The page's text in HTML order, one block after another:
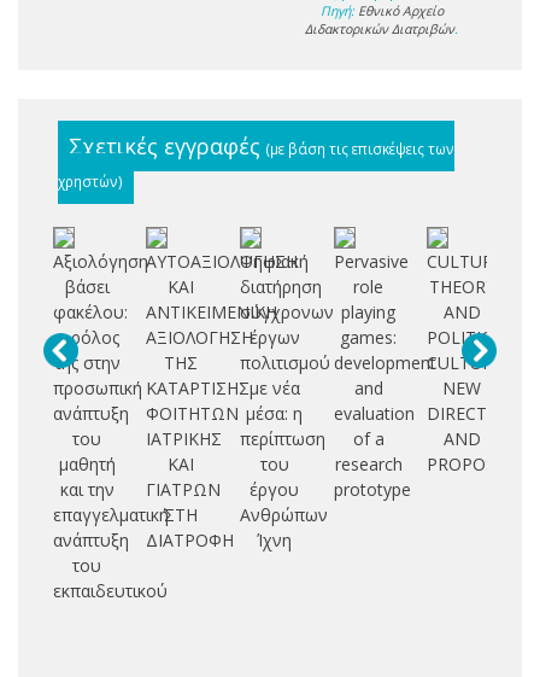
Πηγή: Εθνικό Αρχείο
Διδακτορικών Διατριβών.
Σχετικές εγγραφές (με βάση τις επισκέψεις των
χρηστών)
Αξιολόγηση
βάσει
φακέλου:
ο ρόλος
της στην
προσωπική
ανάπτυξη
του
μαθητή
και την
επαγγελματική
ανάπτυξη
του
εκπαιδευτικού
ΑΥΤΟΑΞΙΟΛΟΓΗΣΗ
ΚΑΙ
ΑΝΤΙΚΕΙΜΕΝΙΚΗ
ΑΞΙΟΛΟΓΗΣΗ
ΤΗΣ
ΚΑΤΑΡΤΙΣΗΣ
ΦΟΙΤΗΤΩΝ
ΙΑΤΡΙΚΗΣ
ΚΑΙ
ΓΙΑΤΡΩΝ
ΣΤΗ
ΔΙΑΤΡΟΦΗ
Ψηφιακή
διατήρηση
σύγχρονων
έργων
πολιτισμού
με νέα
μέσα: η
περίπτωση
του
έργου
Ανθρώπων
Ίχνη
Pervasive
role
playing
games:
development
and
evaluation
of a
research
prototype
CULTURAL
THEORY
AND
POLITICAL
CULTURE.
NEW
DIRECTIONS
AND
PROPOSALS